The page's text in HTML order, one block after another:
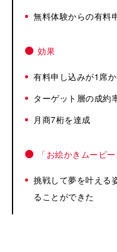
無料体験からの有料
効果
有料申し込みが1席
ターゲット層の成約
月商7桁を達成
「お絵かきムービ
挑戦して夢を叶える
ることができた